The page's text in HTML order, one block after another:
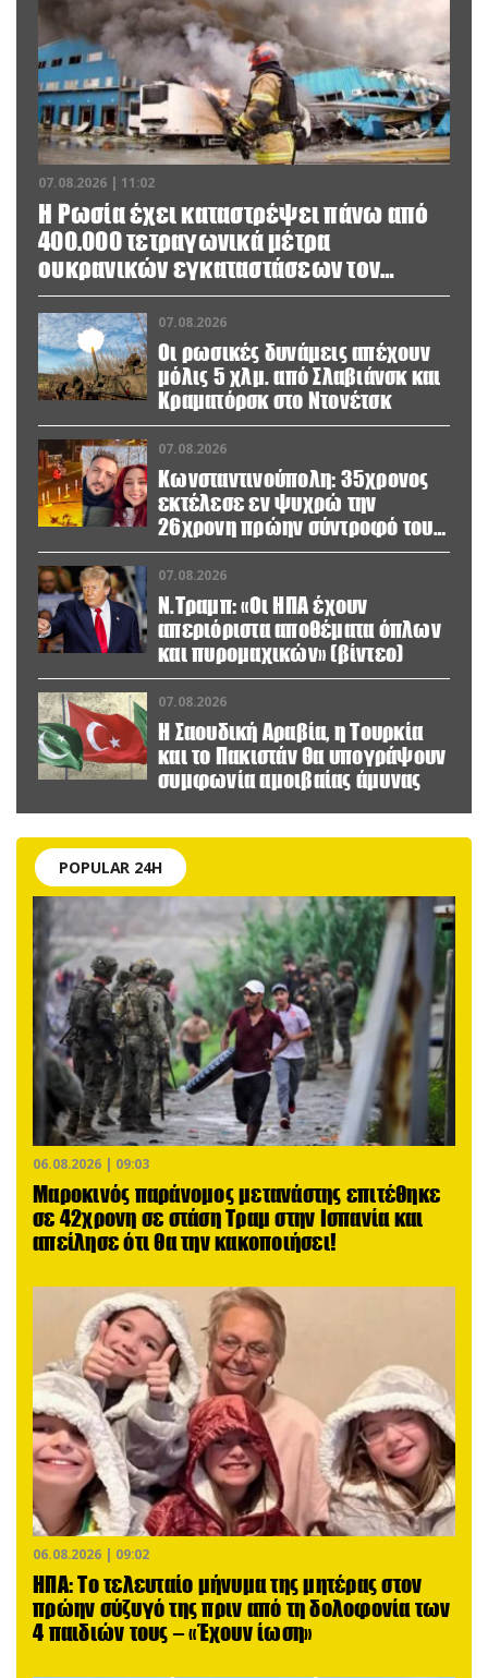
07.08.2026 | 11:02
Η Ρωσία έχει καταστρέψει πάνω από
400.000 τετραγωνικά μέτρα
ουκρανικών εγκαταστάσεων τον
Ιούλιο
07.08.2026
Οι ρωσικές δυνάμεις απέχουν
μόλις 5 χλμ. από Σλαβιάνσκ και
Κραματόρσκ στο Ντονέτσκ
07.08.2026
Κωνσταντινούπολη: 35χρονος
εκτέλεσε εν ψυχρώ την
26χρονη πρώην σύντροφό του
έξω από φαρμακείο (βίντεο)
07.08.2026
Ν.Τραμπ: «Οι ΗΠΑ έχουν
απεριόριστα αποθέματα όπλων
και πυρομαχικών» (βίντεο)
07.08.2026
Η Σαουδική Αραβία, η Τουρκία
και το Πακιστάν θα υπογράψουν
συμφωνία αμοιβαίας άμυνας
POPULAR 24H
06.08.2026 | 09:03
Μαροκινός παράνομος μετανάστης επιτέθηκε
σε 42χρονη σε στάση Τραμ στην Ισπανία και
απείλησε ότι θα την κακοποιήσει!
06.08.2026 | 09:02
ΗΠΑ: Το τελευταίο μήνυμα της μητέρας στον
πρώην σύζυγό της πριν από τη δολοφονία των
4 παιδιών τους – «Έχουν ίωση»